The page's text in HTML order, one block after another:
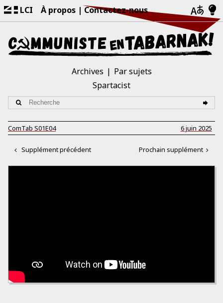
LCI À propos Contactez-nous
Archives
Par sujets
Spartacist
ComTab S01E04 6 juin 2025
Supplément précédent Prochain supplément